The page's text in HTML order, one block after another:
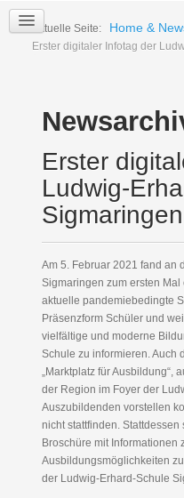
Aktuelle Seite: Home &
Erster digitaler Infotag der
Erster
Ludwig-
Sigmaringen
Am 5. Februar 2021 fand an
Sigmaringen zum ersten
aktuelle pandemiebedingte
Präsenzform Schüler und
vielfältige und moderne
Schule zu informieren. Auch
„Marktplatz für Ausbildung“,
der Region im Foyer der
Auszubildenden vorstellen
nicht stattfinden.
Broschüre mit Informationen
Ausbildungsmöglichkeiten
der Ludwig-Erhard-Schule